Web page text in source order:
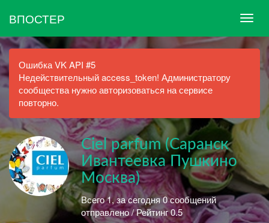
ВПОСТЕР
Ошибка VK API #5
Недействительный access_token! Администратору
сообщества нужно авторизоваться на сервисе
повторно.
Ciel parfum (Саранск
Ивантеевка Пушкино
Москва)
Всего 1, за сегодня 0 сообщений
отправлено / Рейтинг 0.5